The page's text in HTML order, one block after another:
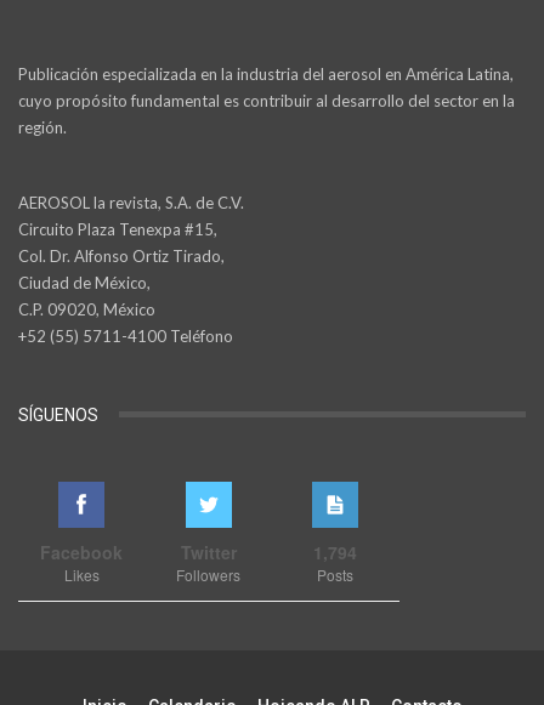
Publicación especializada en la industria del aerosol en América Latina,
cuyo propósito fundamental es contribuir al desarrollo del sector en la
región.
AEROSOL la revista, S.A. de C.V.
Circuito Plaza Tenexpa #15,
Col. Dr. Alfonso Ortiz Tirado,
Ciudad de México,
C.P. 09020, México
+52 (55) 5711-4100 Teléfono
SÍGUENOS
Facebook
Likes
Twitter
Followers
1,794
Posts